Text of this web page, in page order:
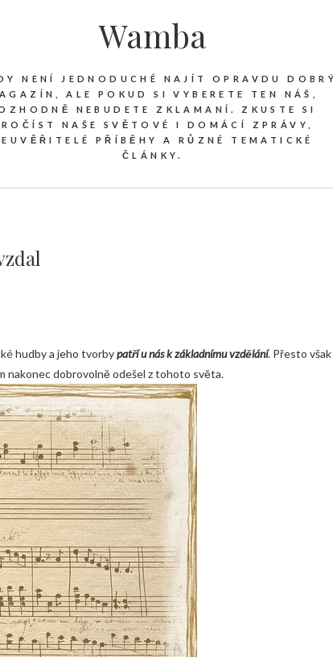
Wamba
NENÍ JEDNODUCHÉ NAJÍT OPRAVDU
ALE POKUD SI VYBERETE TEN NÁŠ,
NEBUDETE ZKLAMANÍ. ZKUSTE SI
NAŠE SVĚTOVÉ I DOMÁCÍ ZPRÁVY,
PŘÍBĚHY A RŮZNÉ TEMATICKÉ
ČLÁNKY.
hudby a jeho tvorbypatří u násk základnímu vzdělání. Přesto však
nakonec dobrovolně odešel z tohoto světa.